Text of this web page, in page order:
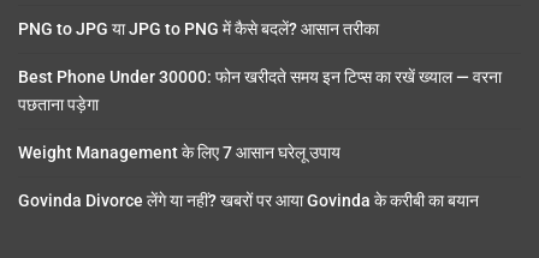
PNG to JPG या JPG to PNG में कैसे बदलें? आसान तरीका
Best Phone Under 30000: फोन खरीदते समय इन टिप्स का रखें ख्याल — वरना
पछताना पड़ेगा
Weight Management के लिए 7 आसान घरेलू उपाय
Govinda Divorce लेंगे या नहीं? खबरों पर आया Govinda के करीबी का बयान